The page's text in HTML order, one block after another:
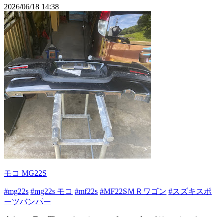
2026/06/18 14:38
モコ MG22S
#mg22s #mg22s モコ #mf22s #MF22SＭＲワゴン #スズキスポ
ーツバンパー